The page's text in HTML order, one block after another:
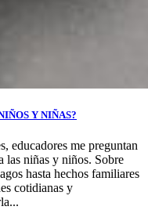
Y NIÑAS?
educadores me preguntan
las niñas y niños. Sobre
hasta hechos familiares
cotidianas y